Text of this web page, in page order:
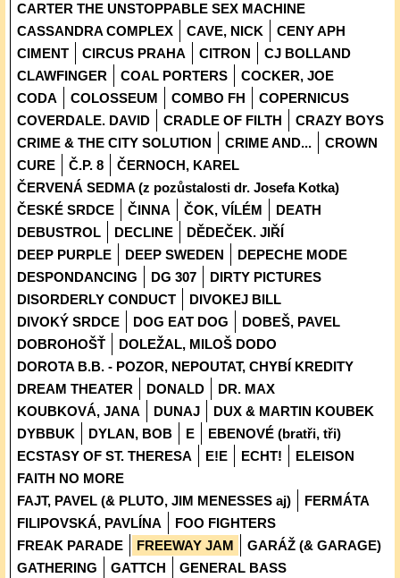
CARTER THE UNSTOPPABLE SEX MACHINE
CASSANDRA COMPLEX
CAVE, NICK
CENY APH
CIMENT
CIRCUS PRAHA CITRON
CJ BOLLAND
CLAWFINGER
COAL PORTERS
COCKER, JOE
CODA
COLOSSEUM COMBO FH
COPERNICUS
COVERDALE. DAVID
CRADLE OF FILTH
CRAZY BOYS
CRIME & THE CITY SOLUTION
CRIME AND...
CROWN
CURE
Č.P. 8
ČERNOCH, KAREL
ČERVENÁ SEDMA (z pozůstalosti dr. Josefa Kotka)
ČESKÉ SRDCE
ČINNA ČOK, VÍLÉM
DEATH
DEBUSTROL
DECLINE
DĚDEČEK. JIŘÍ
DEEP PURPLE
DEEP SWEDEN
DEPECHE MODE
DESPONDANCING
DG 307
DIRTY PICTURES
DISORDERLY CONDUCT
DIVOKEJ BILL
DIVOKÝ SRDCE
DOG EAT DOG
DOBEŠ, PAVEL
DOBROHOŠŤ
DOLEŽAL, MILOŠ DODO
DOROTA B.B. - POZOR, NEPOUTAT, CHYBÍ KREDITY
DREAM THEATER
DONALD
DR. MAX
KOUBKOVÁ, JANA
DUNAJ
DUX & MARTIN KOUBEK
DYBBUK
DYLAN, BOB E
EBENOVÉ (bratři, tři)
ECSTASY OF ST. THERESA
E!E ECHT!
ELEISON
FAITH NO MORE
FAJT, PAVEL (& PLUTO, JIM MENESSES aj)
FERMÁTA
FILIPOVSKÁ, PAVLÍNA
FOO FIGHTERS
FREAK PARADE
FREEWAY JAM
GARÁŽ (& GARAGE)
GATHERING
GATTCH
GENERAL BASS